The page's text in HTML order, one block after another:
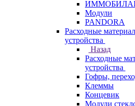
Модули
PANDORA
Расходные
устройства
Назад
Расходные
устройства
Гофры,
Клеммы
Концевик
Модули